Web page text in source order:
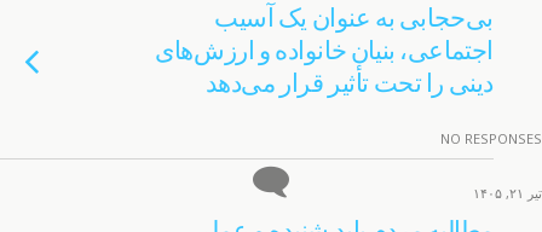
بی‌حجابی به عنوان یک آسیب
اجتماعی، بنیان خانواده و ارزش‌های
دینی را تحت تأثیر قرار می‌دهد
NO RESPONSES
تیر ۲۱, ۱۴۰۵